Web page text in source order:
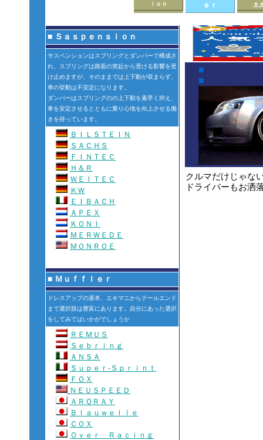
ｉｏｎ
ｅｒ
ｅ
■ Ｓａｓｐｅｎｓｉｏｎ
サスペンションはスプリングとダンパーで構成さ
れ、スプリングは路面の突起から受ける影響を受
け止めますが、そのままでは上下動が収まらず、
車の挙動は不安定になります。
ダンパーはスプリングのの上下動を素早く抑え、
車を安定させるとともに乗り心地を向上させる働
きを持っています。
ＢＩＬＳＴＥＩＮ
ＳＡＣＨＳ
ＦＩＮＴＥＣ
Ｈ＆Ｒ
ＷＥＩＴＥＣ
ＫＷ
ＥＩＢＡＣＨ
ＡＰＥＸ
ＫＯＮＩ
ＭＥＲＷＥＤＥ
ＭＯＮＲＯＥ
■ Ｍｕｆｆｌｅｒ
ドレスアップの基本、エキマニからテールエンド
まで選択肢は豊富にあります。自分にあった選択
をしてみてはいかがでしょうか
ＲＥＭＵＳ
Ｓｅｂｒｉｎｇ
ＡＮＳＡ
Ｓｕｐｅｒ-Ｓｐｒｉｎｔ
ＦＯＸ
ＮＥＵＳＰＥＥＤ
ＡＲＱＲＡＹ
Ｂｌａｕｗｅｌｌｅ
ＣＯＸ
Ｏｖｅｒ Ｒａｃｉｎｇ
■
■
クルマだけじゃな
ドライバーもお洒